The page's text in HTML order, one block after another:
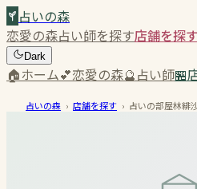
占いの森
恋愛の森占い師を探す店舗を探す
Dark
🏠ホーム💕恋愛の森🔮占い師🏪
占いの森 › 店舗を探す › 占いの部屋林緋